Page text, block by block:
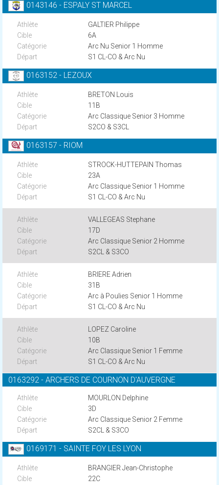
0143146 - ESPALY ST MARCEL
GALTIER Philippe
6A
Arc Nu Senior 1 Homme
S1 CL-CO & Arc Nu
0163152 - LEZOUX
BRETON Louis
11B
Arc Classique Senior 3 Homme
S2CO & S3CL
0163157 - RIOM
STROCK-HUTTEPAIN Thomas
23A
Arc Classique Senior 1 Homme
S1 CL-CO & Arc Nu
VALLEGEAS Stephane
17D
Arc Classique Senior 2 Homme
S2CL & S3CO
BRIERE Adrien
31B
Arc à Poulies Senior 1 Homme
S1 CL-CO & Arc Nu
LOPEZ Caroline
10B
Arc Classique Senior 1 Femme
S1 CL-CO & Arc Nu
0163292 - ARCHERS DE COURNON D'AUVERGNE
MOURLON Delphine
3D
Arc Classique Senior 2 Femme
S2CL & S3CO
0169171 - SAINTE FOY LES LYON
BRANGIER Jean-Christophe
22C